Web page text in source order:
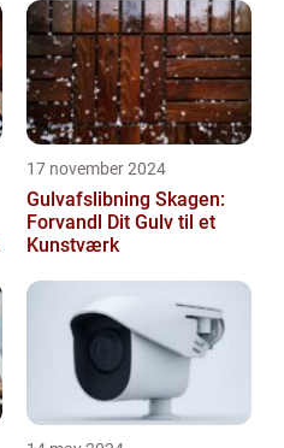
17 november 2024
Gulvafslibning Skagen:
Forvandl Dit Gulv til et
Kunstværk